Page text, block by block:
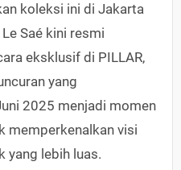
koleksi ini di Jakarta
Saé kini resmi
eksklusif di PILLAR,
yang
2025 menjadi momen
memperkenalkan visi
yang lebih luas.